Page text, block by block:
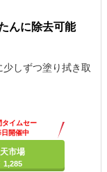
んに除去可能
しずつ塗り拭き取
タイムセー
日開催中
市場
1,285